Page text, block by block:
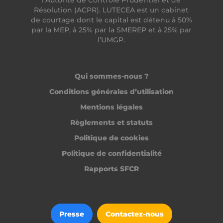
Résolution (ACPR). LUTECEA est un cabinet
de courtage dont le capital est détenu à 50%
par la MEP, à 25% par la SMEREP et à 25% par
l’UMGP.
Qui sommes-nous ?
Conditions générales d’utilisation
Mentions légales
Règlements et statuts
Politique de cookies
Politique de confidentialité
Rapports SFCR
Presse Contactez-nous
Services Limited
.accounts.livechatinc.com
PERSISTID
freelance.heyme.care
_tt_enable_cookie